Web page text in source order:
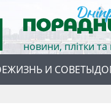
новини, плітки
ЖИЗНЬ И СОВЕТЫ